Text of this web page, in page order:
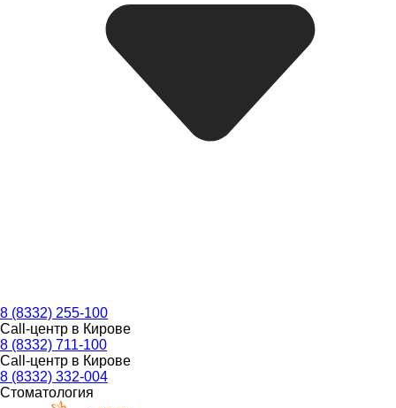
8 (8332) 255-100
Call-центр в Кирове
8 (8332) 711-100
Call-центр в Кирове
8 (8332) 332-004
Стоматология